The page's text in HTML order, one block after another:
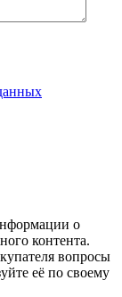
о
контента.
вопросы
её по своему